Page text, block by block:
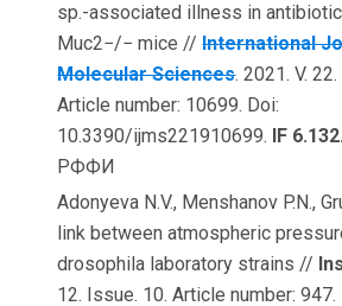
sp.-associated illness in
Muc2−/− mice //International
Molecular Sciences. 2021. V.
Article number: 10699. Doi:
10.3390/ijms221910699. IF 6.132.
РФФИ
Adonyeva N.V., Menshanov P.N.,
link between atmospheric
drosophila laboratory strains //
12. Issue. 10. Article number: 947.